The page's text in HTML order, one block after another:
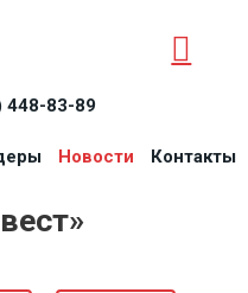
448-83-89
Новости Контакты